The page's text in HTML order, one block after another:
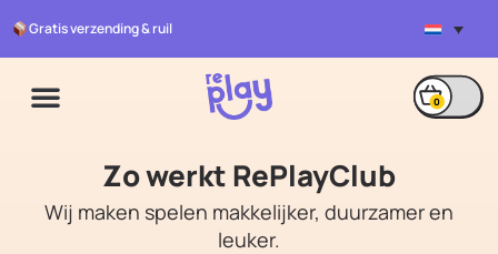
Gratis verzending & ruil
0
Spelregels speelgoed
lenenZo werkt RePlayClub
Wij maken spelen makkelijker, duurzamer en
leuker.